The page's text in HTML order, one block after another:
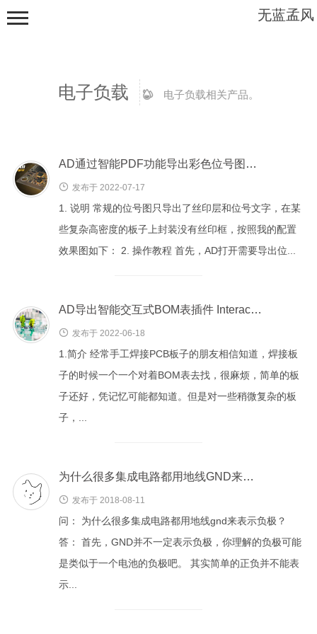
电子负载 电子负载相关产品。
AD通过智能PDF功能导出彩色位号图教程
发布于 2022-07-17
1. 说明 常规的位号图只导出了丝印层和位号文字，在某
些复杂高密度的板子上封装没有丝印框，按照我的配置
效果图如下： 2. 操作教程 首先，AD打开需要导出位...
AD导出智能交互式BOM表插件 InteractiveHtmlBomForAD-0.3.17
发布于 2022-06-18
1.简介 经常手工焊接PCB板子的朋友相信知道，焊接板
子的时候一个一个对着BOM表去找，很麻烦，简单的板
子还好，凭记忆可能都知道。但是对一些稍微复杂的板
子，...
为什么很多集成电路都用地线GND来表示负极？
发布于 2018-08-11
问： 为什么很多集成电路都用地线gnd来表示负极？
答： 首先，GND并不一定表示负极，你理解的负极可能
是类似于一个电池的负极吧。 其实简单的正负并不能表
示...
无蓝孟风
首页
资源分享
教程资料
软件下载
软件
嵌入式
关于本站